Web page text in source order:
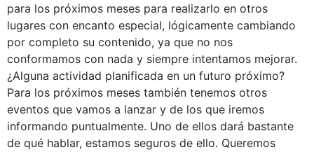
para los próximos meses para realizarlo en otros
lugares con encanto especial, lógicamente cambiando
por completo su contenido, ya que no nos
conformamos con nada y siempre intentamos mejorar.
¿Alguna actividad planificada en un futuro próximo?
Para los próximos meses también tenemos otros
eventos que vamos a lanzar y de los que iremos
informando puntualmente. Uno de ellos dará bastante
de qué hablar, estamos seguros de ello. Queremos